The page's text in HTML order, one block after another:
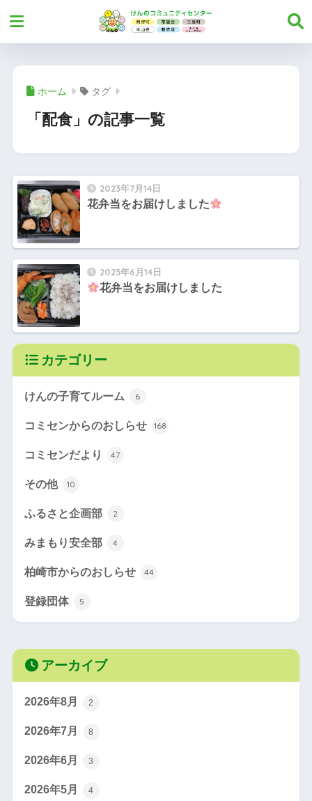
ホーム タグ
「配食」の記事一覧
2023年7月14日
花弁当をお届けしました
2023年6月14日
花弁当をお届けしました
カテゴリー
けんの子育てルーム 6
コミセンからのおしらせ 168
コミセンだより 47
その他 10
ふるさと企画部 2
みまもり安全部 4
柏崎市からのおしらせ 44
登録団体 5
アーカイブ
2026年8月 2
2026年7月 8
2026年6月 3
2026年5月 4